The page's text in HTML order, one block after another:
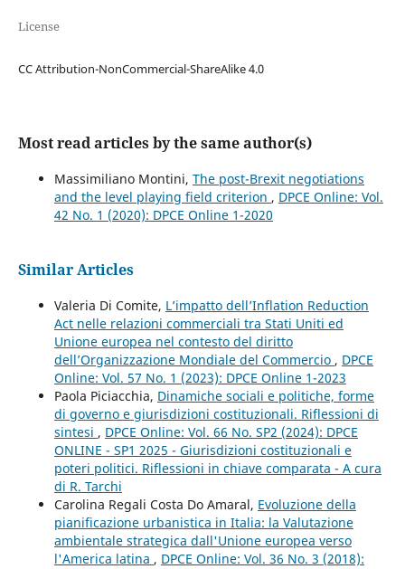
License
CC Attribution-NonCommercial-ShareAlike 4.0
Most read articles by the same author(s)
Massimiliano Montini, The post-Brexit negotiations
and the level playing field criterion , DPCE Online: Vol.
42 No. 1 (2020): DPCE Online 1-2020
Similar Articles
Valeria Di Comite, L’impatto dell’Inflation Reduction
Act nelle relazioni commerciali tra Stati Uniti ed
Unione europea nel contesto del diritto
dell’Organizzazione Mondiale del Commercio , DPCE
Online: Vol. 57 No. 1 (2023): DPCE Online 1-2023
Paola Piciacchia, Dinamiche sociali e politiche, forme
di governo e giurisdizioni costituzionali. Riflessioni di
sintesi , DPCE Online: Vol. 66 No. SP2 (2024): DPCE
ONLINE - SP1 2025 - Giurisdizioni costituzionali e
poteri politici. Riflessioni in chiave comparata - A cura
di R. Tarchi
Carolina Regali Costa Do Amaral, Evoluzione della
pianificazione urbanistica in Italia: la Valutazione
ambientale strategica dall'Unione europea verso
l'America latina , DPCE Online: Vol. 36 No. 3 (2018):